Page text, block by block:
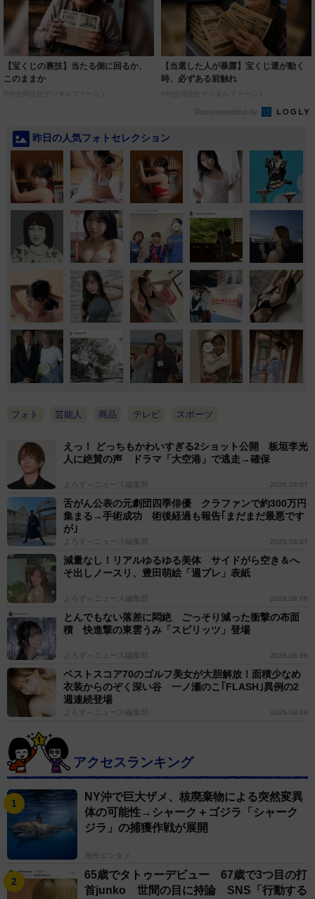
【宝くじの裏技】当たる側に回るか、
このままか
PR(合同会社デジタルファーム )
【当選した人が暴露】宝くじ運が動く
時、必ずある前触れ
PR(合同会社デジタルファーム )
Recommended by
昨日の人気フォトセレクション
フォト 芸能人 商品 テレビ スポーツ
えっ！ どっちもかわいすぎる2ショット公開 板垣李光
人に絶賛の声 ドラマ「大空港」で逃走→確保
よろず～ニュース編集部 2026.08.07
舌がん公表の元劇団四季俳優 クラファンで約300万円
集まる→手術成功 術後経過も報告｢まだまだ最悪です
が｣
よろず～ニュース編集部 2026.08.07
減量なし！リアルゆるゆる美体 サイドがら空き＆へ
そ出しノースリ、豊田萌絵「週プレ」表紙
よろず～ニュース編集部 2026.08.06
とんでもない落差に悶絶 ごっそり減った衝撃の布面
積 快進撃の東雲うみ「スピリッツ」登場
よろず～ニュース編集部 2026.08.06
ベストスコア70のゴルフ美女が大胆解放！面積少なめ
衣装からのぞく深い谷 一ノ瀬のこ｢FLASH｣異例の2
週連続登場
よろず～ニュース編集部 2026.08.06
アクセスランキング
NY沖で巨大ザメ、核廃棄物による突然変異
体の可能性→シャーク＋ゴジラ「シャーク
ジラ」の捕獲作戦が展開
海外エンタメ
65歳でタトゥーデビュー 67歳で3つ目の打
首junko 世間の目に持論 SNS「行動する